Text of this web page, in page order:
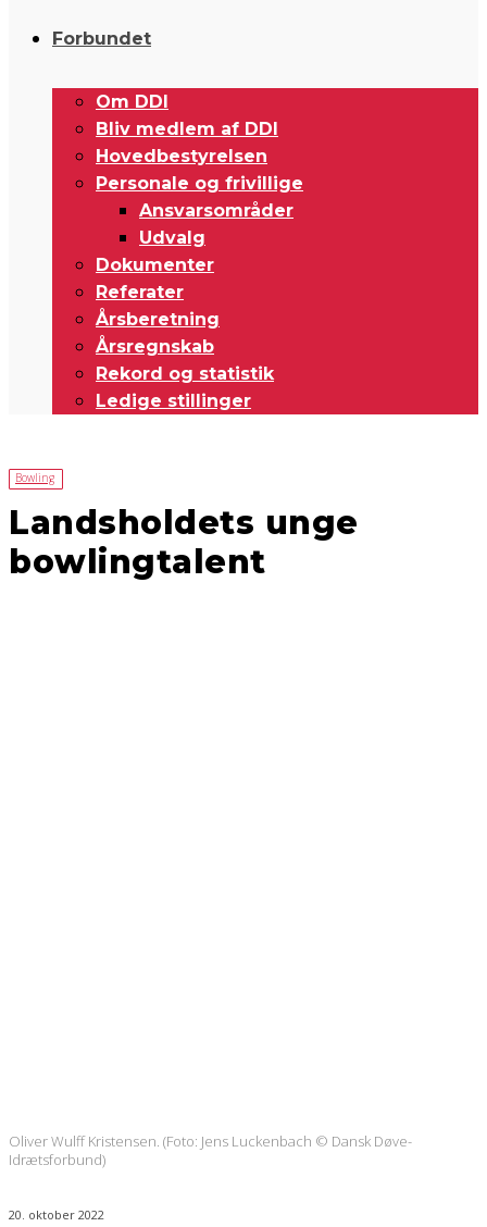
Forbundet
Om DDI
Bliv medlem af DDI
Hovedbestyrelsen
Personale og frivillige
Ansvarsområder
Udvalg
Dokumenter
Referater
Årsberetning
Årsregnskab
Rekord og statistik
Ledige stillinger
Bowling
Landsholdets unge
bowlingtalent
Oliver Wulff Kristensen. (Foto: Jens Luckenbach © Dansk Døve-
Idrætsforbund)
20. oktober 2022